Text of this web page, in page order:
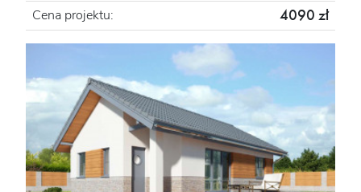
Cena projektu: 4090 zł